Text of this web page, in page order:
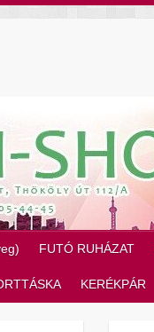
FUTÓ RUHÁZAT
KERÉKPÁR